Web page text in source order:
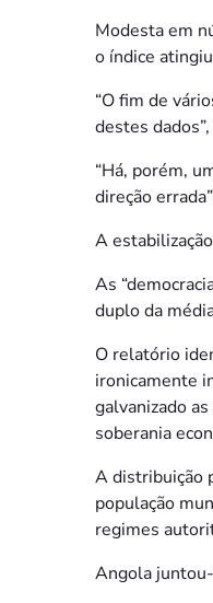
Modesta em
o índice
“O fim de
destes
“Há, porém,
direção
A
As
duplo da
O relatório
ironicamente
galvanizado
soberania
A distribuição
população
regimes
Angola